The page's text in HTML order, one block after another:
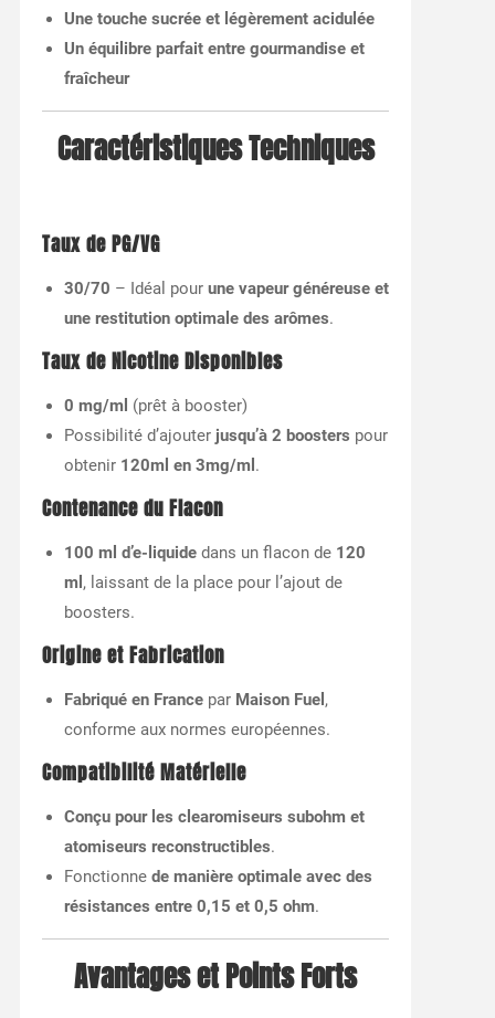
Une touche sucrée et légèrement acidulée
Un équilibre parfait entre gourmandise et
fraîcheur
Caractéristiques Techniques
Taux de PG/VG
30/70 – Idéal pour une vapeur généreuse et
une restitution optimale des arômes.
Taux de Nicotine Disponibles
0 mg/ml (prêt à booster)
Possibilité d’ajouter jusqu’à 2 boosters pour
obtenir 120ml en 3mg/ml .
Contenance du Flacon
100 ml d’e-liquidedans un flacon de 120
ml , laissant de la place pour l’ajout de
boosters.
Origine et Fabrication
Fabriqué en Francepar Maison Fuel ,
conforme aux normes européennes.
Compatibilité Matérielle
Conçu pour les clearomiseurs subohm et
atomiseurs reconstructibles.
Fonctionne de manière optimale avec des
résistances entre 0,15 et 0,5 ohm.
Avantages et Points Forts